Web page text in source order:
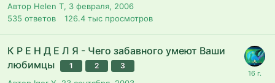
Автор Helen T, 3 февраля, 2006
535 ответов 126.4 тыс просмотров
К Р Е Н Д Е Л Я - Чего забавного умеют Ваши
любимцы
1 2 3